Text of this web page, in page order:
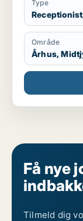
Type
Område
Århus,
Få nye
Tilmeld dig